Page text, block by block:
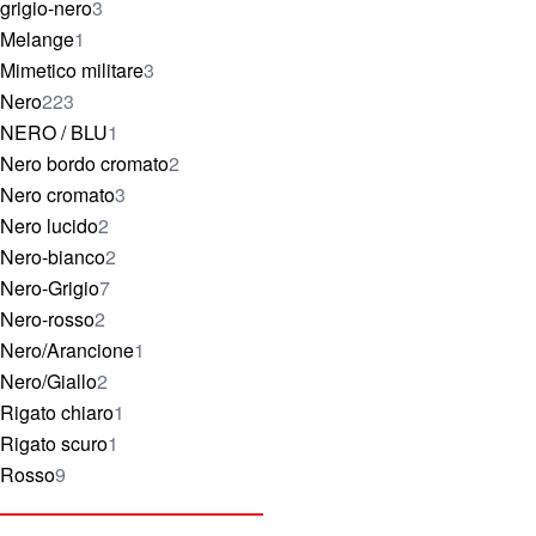
grigio-nero3
elementi
Melange1
elemento
Mimetico militare3
elementi
Nero223
elementi
NERO / BLU1
elemento
Nero bordo cromato2
elementi
Nero cromato3
elementi
Nero lucido2
elementi
Nero-bianco2
elementi
Nero-Grigio7
elementi
Nero-rosso2
elementi
Nero/Arancione1
elemento
Nero/Giallo2
elementi
Rigato chiaro1
elemento
Rigato scuro1
elemento
Rosso9
elementi